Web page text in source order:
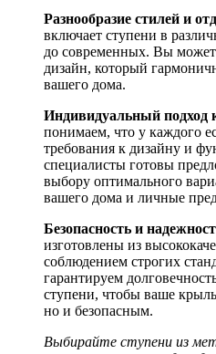
Разнообразие стилей и
включает ступени в
до современных. Вы
дизайн, который
вашего дома.
Индивидуальный подход
понимаем, что у каждого
требования к дизайну и
специалисты готовы
выбору оптимального
вашего дома и личные
Безопасность и
изготовлены из
соблюдением строгих
гарантируем
ступени, чтобы ваше
но и безопасным.
Выбирайте ступени из